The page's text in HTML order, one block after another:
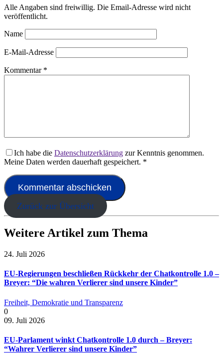
Alle Angaben sind freiwillig. Die Email-Adresse wird nicht
veröffentlicht.
Name
E-Mail-Adresse
Kommentar *
Ich habe die Datenschutzerklärung zur Kenntnis genommen.
Meine Daten werden dauerhaft gespeichert. *
Zurück zur Übersicht
Weitere Artikel zum Thema
24. Juli 2026
EU-Regierungen beschließen Rückkehr der Chatkontrolle 1.0 –
Breyer: “Die wahren Verlierer sind unsere Kinder”
Freiheit, Demokratie und Transparenz
0
09. Juli 2026
EU-Parlament winkt Chatkontrolle 1.0 durch – Breyer:
“Wahrer Verlierer sind unsere Kinder”